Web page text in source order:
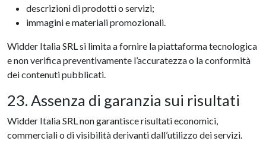
descrizioni di prodotti o servizi;
immagini e materiali promozionali.
Widder Italia SRL si limita a fornire la piattaforma tecnologica
e non verifica preventivamente l’accuratezza o la conformità
dei contenuti pubblicati.
23. Assenza di garanzia sui risultati
Widder Italia SRL non garantisce risultati economici,
commerciali o di visibilità derivanti dall’utilizzo dei servizi.